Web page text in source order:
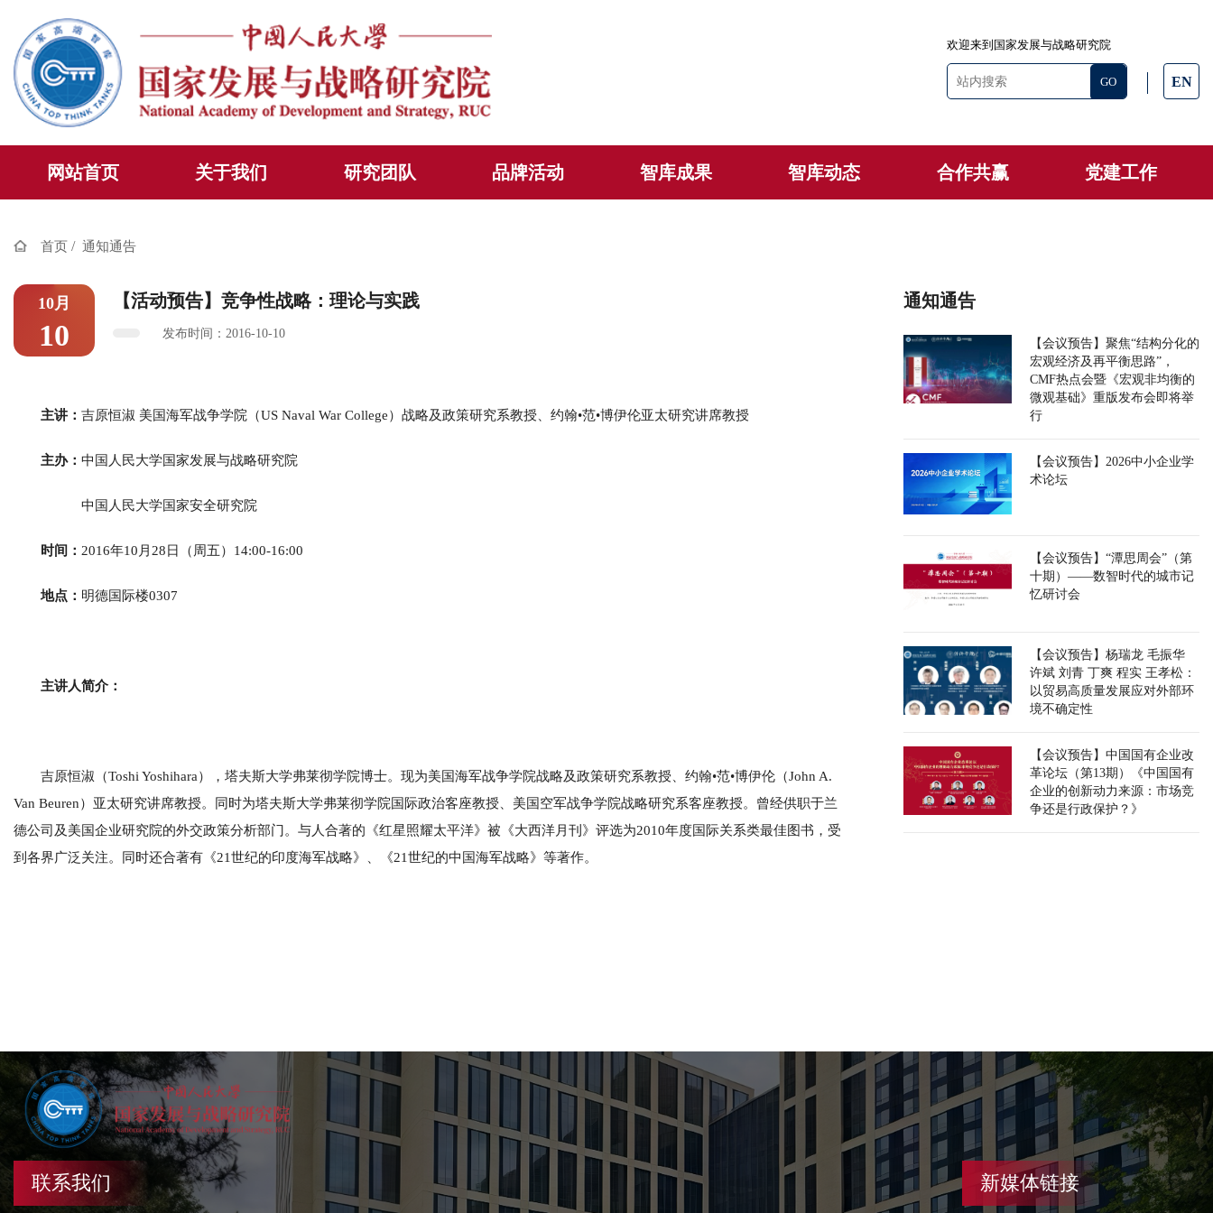
欢迎来到国家发展与战略研究院
EN
网站首页 关于我们 研究团队 品牌活动 智库成果 智库动态 合作共赢 党建工作
首页 / 通知通告
10月
10
【活动预告】竞争性战略：理论与实践
发布时间：2016-10-10
主讲： 吉原恒淑 美国海军战争学院（US Naval War College）战略及政策研究系教授、约翰•范•博伊伦亚太研究讲席教授
主办： 中国人民大学国家发展与战略研究院
中国人民大学国家安全研究院
时间： 2016年10月28日（周五）14:00-16:00
地点 ： 明德国际楼0307
主讲人简介：
吉原恒淑（Toshi Yoshihara），塔夫斯大学弗莱彻学院博士。现为美国海军战争学院战略及政策研究系教授、约翰•范•博伊伦（John A.
Van Beuren）亚太研究讲席教授。同时为塔夫斯大学弗莱彻学院国际政治客座教授、美国空军战争学院战略研究系客座教授。曾经供职于兰
德公司及美国企业研究院的外交政策分析部门。与人合著的《红星照耀太平洋》被《大西洋月刊》评选为2010年度国际关系类最佳图书，受
到各界广泛关注。同时还合著有《21世纪的印度海军战略》、《21世纪的中国海军战略》等著作。
通知通告
【会议预告】聚焦“结构分化的
宏观经济及再平衡思路”，
CMF热点会暨《宏观非均衡的
微观基础》重版发布会即将举
行
【会议预告】2026中小企业学
术论坛
【会议预告】“潭思周会”（第
十期）——数智时代的城市记
忆研讨会
【会议预告】杨瑞龙 毛振华
许斌 刘青 丁爽 程实 王孝松：
以贸易高质量发展应对外部环
境不确定性
【会议预告】中国国有企业改
革论坛（第13期）《中国国有
企业的创新动力来源：市场竞
争还是行政保护？》
联系我们 新媒体链接